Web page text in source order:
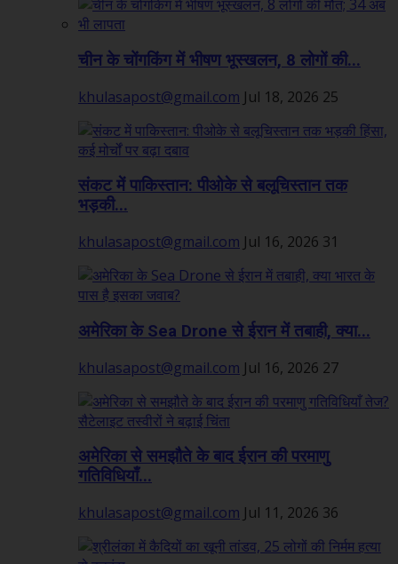
चीन के चोंगकिंग में भीषण भूस्खलन, 8 लोगों की...
khulasapost@gmail.com Jul 18, 2026 25
संकट में पाकिस्तान: पीओके से बलूचिस्तान तक
भड़की...
khulasapost@gmail.com Jul 16, 2026 31
अमेरिका के Sea Drone से ईरान में तबाही, क्या...
khulasapost@gmail.com Jul 16, 2026 27
अमेरिका से समझौते के बाद ईरान की परमाणु
गतिविधियाँ...
khulasapost@gmail.com Jul 11, 2026 36